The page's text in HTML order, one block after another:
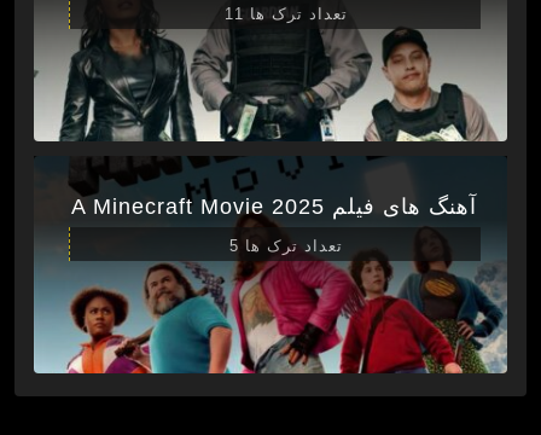
تعداد ترک ها 11
آهنگ های فیلم A Minecraft Movie 2025
تعداد ترک ها 5